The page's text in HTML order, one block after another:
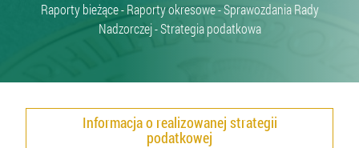
Raporty bieżące - Raporty okresowe - Sprawozdania Rady
Nadzorczej - Strategia podatkowa
Informacja o realizowanej strategii
podatkowej